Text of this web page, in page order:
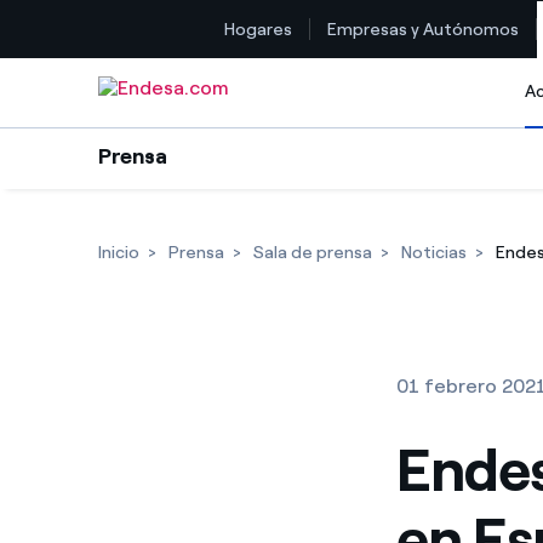
Hogares Empresas y Autónomos
Prensa
Inicio Prensa Sala de prensa Noticias
01 febrero